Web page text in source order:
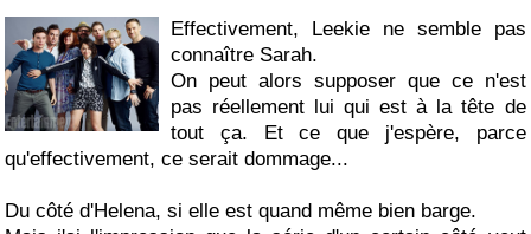
Effectivement, Leekie ne semble pas
connaître Sarah.
On peut alors supposer que ce n'est
pas réellement lui qui est à la tête de
tout ça. Et ce que j'espère, parce
qu'effectivement, ce serait dommage...
Du côté d'Helena, si elle est quand même bien barge.